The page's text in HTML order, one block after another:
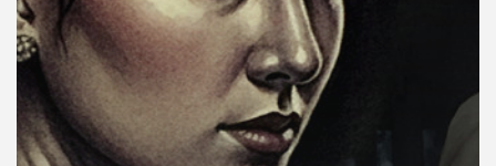
เพลง
บทความ